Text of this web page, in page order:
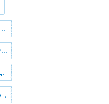
эффективность бюджетных расходов
бюджет и бюджетная система
государственный (муниципальный) социальный заказ
экономика общественного сектора